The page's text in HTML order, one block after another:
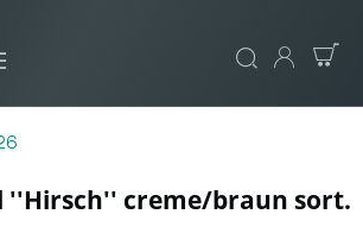
''Hirsch'' creme/braun sort.